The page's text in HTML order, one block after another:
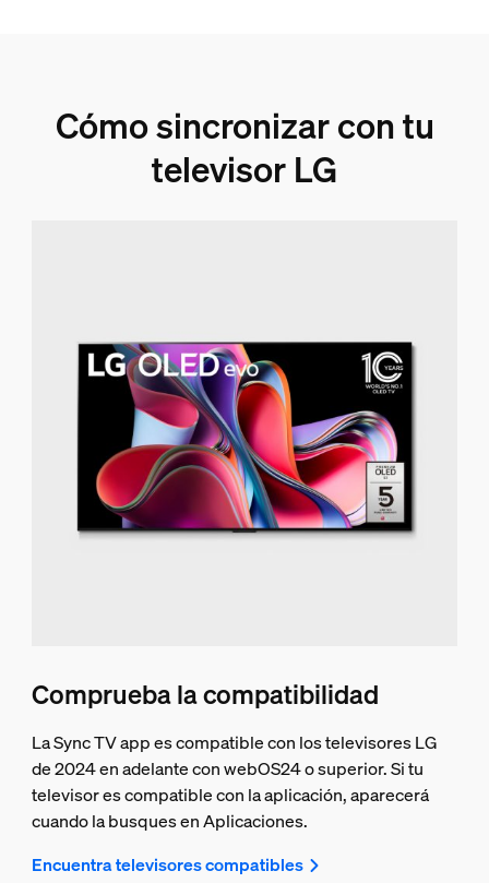
Cómo sincronizar con tu
televisor LG
Comprueba la compatibilidad
La Sync TV app es compatible con los televisores LG
de 2024 en adelante con webOS24 o superior. Si tu
televisor es compatible con la aplicación, aparecerá
cuando la busques en Aplicaciones.
Encuentra televisores compatibles